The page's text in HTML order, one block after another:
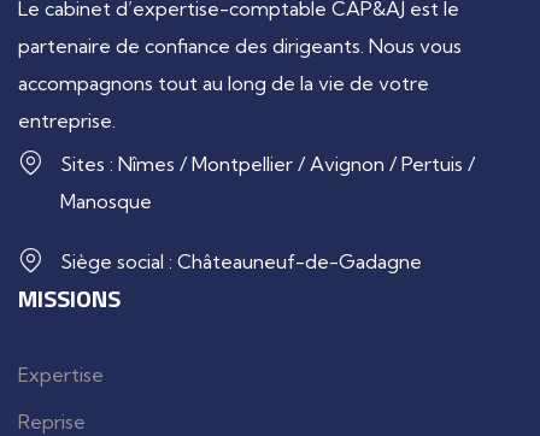
Le cabinet d’expertise-comptable CAP&AJ est le
partenaire de confiance des dirigeants. Nous vous
accompagnons tout au long de la vie de votre
entreprise.
Sites : Nîmes / Montpellier / Avignon / Pertuis /
Manosque
Siège social : Châteauneuf-de-Gadagne
MISSIONS
Expertise
Reprise